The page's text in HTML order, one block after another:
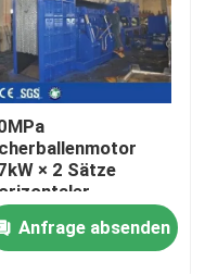
× 2 Sätze
für
Anfrage absenden